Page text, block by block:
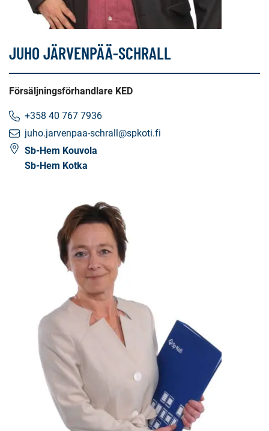
JUHO JÄRVENPÄÄ-SCHRALL
Försäljningsförhandlare KED
+358 40 767 7936
juho.jarvenpaa-schrall@spkoti.fi
Sb-Hem Kouvola
Sb-Hem Kotka